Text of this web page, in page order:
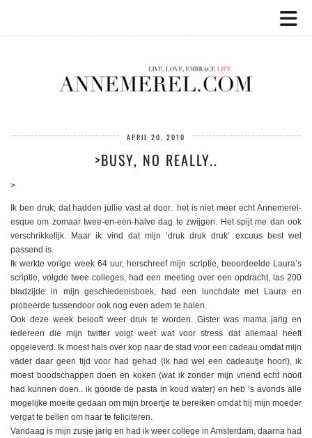
APRIL 20, 2010
>BUSY, NO REALLY..
>
Ik ben druk, dat hadden jullie vast al door.. het is niet meer echt Annemerel-
esque om zomaar twee-en-een-halve dag te zwijgen. Het spijt me dan ook
verschrikkelijk. Maar ik vind dat mijn ‘druk druk druk’ excuus best wel
passend is.
Ik werkte vorige week 64 uur, herschreef mijn scriptie, beoordeelde Laura’s
scriptie, volgde twee colleges, had een meeting over een opdracht, las 200
bladzijde in mijn geschiedenisboek, had een lunchdate met Laura en
probeerde tussendoor ook nog even adem te halen.
Ook deze week belooft weer druk te worden. Gister was mama jarig en
iedereen die mijn twitter volgt weet wat voor stress dat allemaal heeft
opgeleverd. Ik moest hals over kop naar de stad voor een cadeau omdat mijn
vader daar geen tijd voor had gehad (ik had wel een cadeautje hoor!), ik
moest boodschappen doen en koken (wat ik zonder mijn vriend echt nooit
had kunnen doen.. ik gooide de pasta in koud water) en heb ’s avonds alle
mogelijke moeite gedaan om mijn broertje te bereiken omdat hij mijn moeder
vergat te bellen om haar te feliciteren.
Vandaag is mijn zusje jarig en had ik weer college in Amsterdam, daarna had